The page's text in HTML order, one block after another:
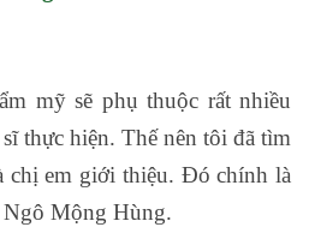
mỹ sẽ phụ thuộc rất nhiều
thực hiện. Thế nên tôi đã tìm
chị em giới thiệu. Đó chính là
Mộng Hùng.